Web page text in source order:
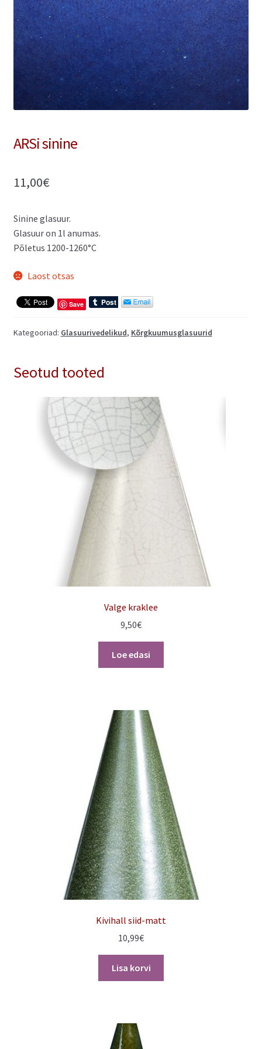
Minu konto
Ostukorv
Refund and Returns Policy
ARSi sinine
11,00€
Sinine glasuur.
Glasuur on 1l anumas.
Põletus 1200-1260°C
Laost otsas
Save
Kategooriad: Glasuurivedelikud, Kõrgkuumusglasuurid
Seotud tooted
Valge kraklee
9,50€
Loe edasi
Kivihall siid-matt
10,99€
Lisa korvi